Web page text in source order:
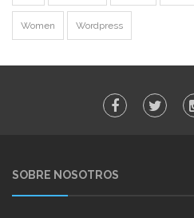
Women Wordpress
SOBRE NOSOTROS